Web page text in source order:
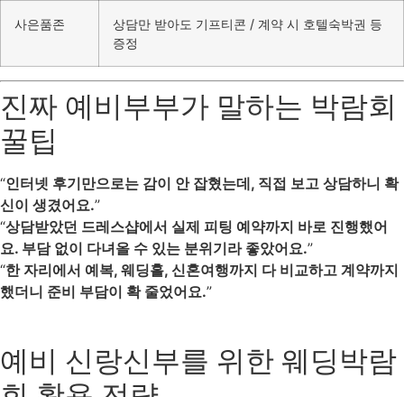
사은품존
상담만 받아도 기프티콘 / 계약 시 호텔숙박권 등
증정
진짜 예비부부가 말하는 박람회
꿀팁
“인터넷 후기만으로는 감이 안 잡혔는데, 직접 보고 상담하니 확
신이 생겼어요.”
“상담받았던 드레스샵에서 실제 피팅 예약까지 바로 진행했어
요. 부담 없이 다녀올 수 있는 분위기라 좋았어요.”
“한 자리에서 예복, 웨딩홀, 신혼여행까지 다 비교하고 계약까지
했더니 준비 부담이 확 줄었어요.”
예비 신랑신부를 위한 웨딩박람